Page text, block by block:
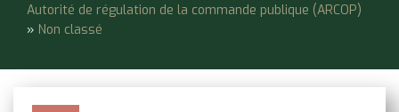
Autorité de régulation de la commande publique (ARCOP)
» Non classé